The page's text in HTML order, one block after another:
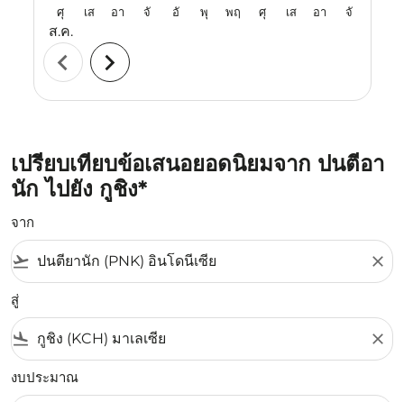
ศุ
ส.ค.
เส อา จั อั พุ พฤ ศุ เส อา จั
chevron_left chevron_right
เปรียบเทียบข้อเสนอยอดนิยมจาก ปนตีอา
นัก ไปยัง กูชิง*
จาก
flight_takeoff close
สู่
flight_land close
งบประมาณ